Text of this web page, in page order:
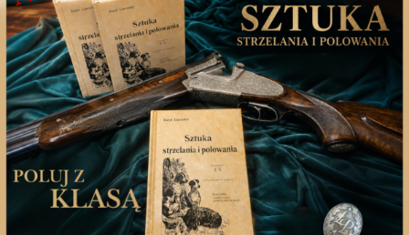
Aplikacja mobilna
Nasza aplikacja to doskonały towarzysz każdego
miłośnika łowiectwa, który pragnie pozostać na
bieżąco z najnowszymi treściami związanych stron.
Śledź aktualne wydarzenia
Udostępniaj treści znajomym